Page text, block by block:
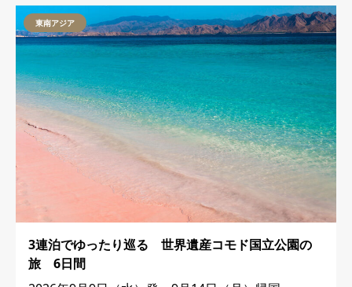
東南アジア
3連泊でゆったり巡る 世界遺産コモド国立公園の
旅 6日間